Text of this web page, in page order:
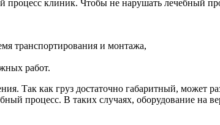
клиник. Чтобы не нарушать лечебный
транспортирования и монтажа,
работ.
Так как груз достаточно габаритный, может
процесс. В таких случаях, оборудование на